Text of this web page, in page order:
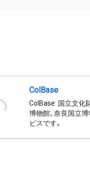
ColBase
ColBase: 国立文化
博物館、奈良国立
ビスです。